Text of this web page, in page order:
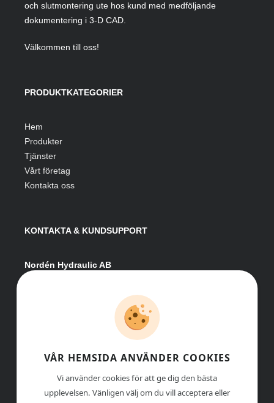
och slutmontering ute hos kund med medföljande
dokumentering i 3-D CAD.
Välkommen till oss!
PRODUKTKATEGORIER
Hem
Produkter
Tjänster
Vårt företag
Kontakta oss
KONTAKTA & KUNDSUPPORT
Nordén Hydraulic AB
info@nordenhydraulic.se
Org-nr: 556531-8424
VÅR HEMSIDA ANVÄNDER COOKIES
Vi använder cookies för att ge dig den bästa
upplevelsen. Vänligen välj om du vill acceptera eller